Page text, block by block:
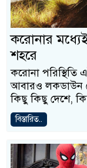
করোনার
শহরে
করোনা পরিস্থিতি
আবারও লকডাউন
কিছু কিছু দেশে,
বিস্তারিত..